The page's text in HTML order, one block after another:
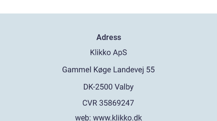
Adress
web: www.klikko.dk